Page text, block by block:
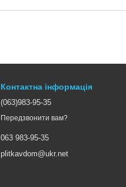
Контактна інформація
(063)983-95-35
Передзвонити вам?
063 983-95-35
plitkavdom@ukr.net